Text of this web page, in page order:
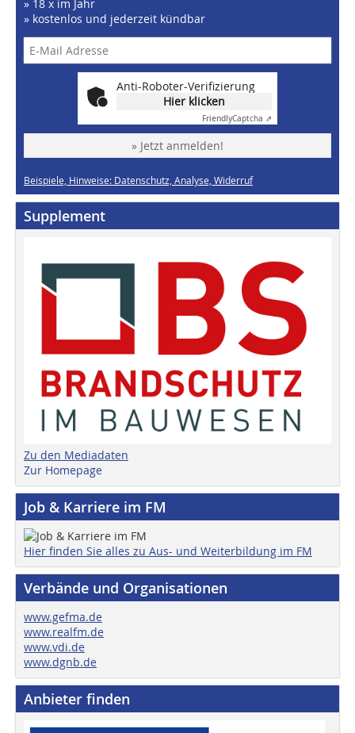
» 18 x im Jahr
» kostenlos und jederzeit kündbar
Anti-Roboter-Verifizierung
Hier klicken
FriendlyCaptcha ⇗
» Jetzt anmelden!
Beispiele, Hinweise: Datenschutz, Analyse, Widerruf
Supplement
Zu den Mediadaten
Zur Homepage
Job & Karriere im FM
Hier finden Sie alles zu Aus- und Weiterbildung im FM
Verbände und Organisationen
www.gefma.de
www.realfm.de
www.vdi.de
www.dgnb.de
Anbieter finden